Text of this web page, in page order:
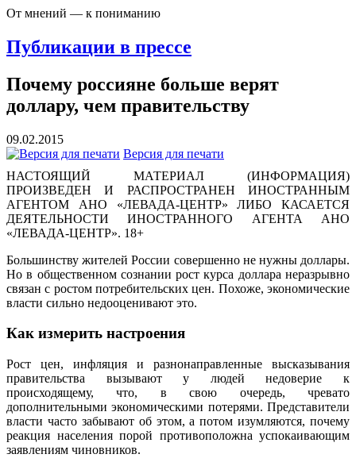
От мнений — к пониманию
Публикации в прессе
Почему россияне больше верят
доллару, чем правительству
09.02.2015
Версия для печати
НАСТОЯЩИЙ МАТЕРИАЛ (ИНФОРМАЦИЯ)
ПРОИЗВЕДЕН И РАСПРОСТРАНЕН ИНОСТРАННЫМ
АГЕНТОМ АНО «ЛЕВАДА-ЦЕНТР» ЛИБО КАСАЕТСЯ
ДЕЯТЕЛЬНОСТИ ИНОСТРАННОГО АГЕНТА АНО
«ЛЕВАДА-ЦЕНТР». 18+
Большинству жителей России совершенно не нужны доллары.
Но в общественном сознании рост курса доллара неразрывно
связан с ростом потребительских цен. Похоже, экономические
власти сильно недооценивают это.
Как измерить настроения
Рост цен, инфляция и разнонаправленные высказывания
правительства вызывают у людей недоверие к
происходящему, что, в свою очередь, чревато
дополнительными экономическими потерями. Представители
власти часто забывают об этом, а потом изумляются, почему
реакция населения порой противоположна успокаивающим
заявлениям чиновников.